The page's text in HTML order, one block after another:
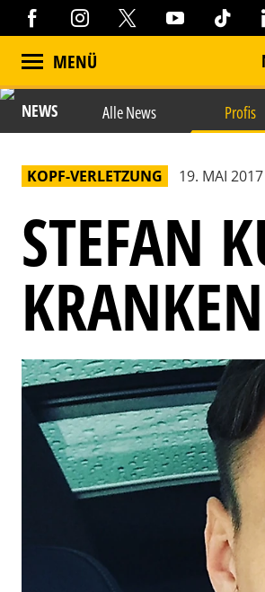
MENÜ
NEWS Alle News Profis
KOPF-VERLETZUNG 19. MAI
STEFAN